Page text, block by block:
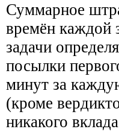
Суммарное
времён каждой
задачи
посылки
минут за
(кроме
никакого